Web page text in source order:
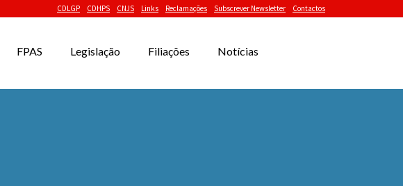
CDLGP CDHPS CNJS Links Reclamações Subscrever Newsletter Contactos
FPAS Legislação Filiações Notícias